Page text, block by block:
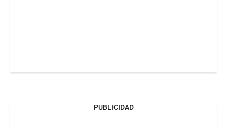
PUBLICIDAD